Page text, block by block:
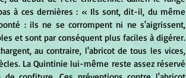
à ces dernières : « Ils sont, dit-il, du même
: ils ne se corrompent ni ne s'aigrissent,
et sont par conséquent plus faciles à digérer.
au contraire, l'abricot de tous les vices,
La Quintinie lui-même reste assez réservé